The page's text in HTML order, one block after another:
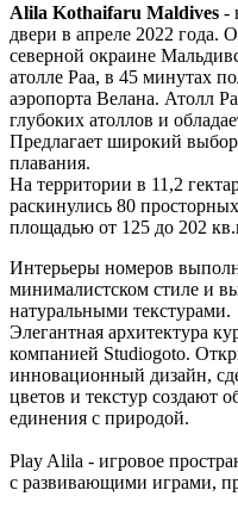
Alila Kothaifaru Maldives -
двери в апреле 2022 года.
северной окраине
атолле Раа, в 45 минутах
аэропорта Велана. Атолл
глубоких атоллов и
Предлагает широкий
плавания.
На территории в 11,2
раскинулись 80
площадью от 125 до 202
Интерьеры номеров
минималистском стиле и
натуральными текстурами.
Элегантная архитектура
компанией Studiogoto.
инновационный дизайн,
цветов и текстур создают
единения с природой.
Play Alila - игровое
с развивающими играми,